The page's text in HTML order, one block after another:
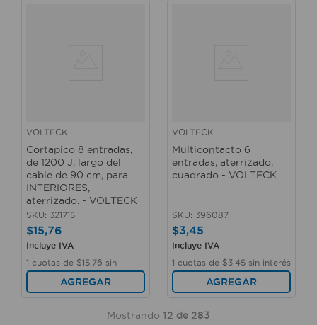
VOLTECK
Cortapico 8 entradas,
de 1200 J, largo del
cable de 90 cm, para
INTERIORES,
aterrizado. - VOLTECK
SKU: 321715
$15,76
Incluye IVA
1 cuotas de $15 76 sin
interés
AGREGAR
VOLTECK
Multicontacto 6
entradas, aterrizado,
cuadrado - VOLTECK
SKU: 396087
$3,45
Incluye IVA
1 cuotas de $3 45 sin interés
AGREGAR
Mostrando 12 de 283